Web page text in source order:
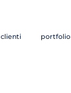
clienti portfolio